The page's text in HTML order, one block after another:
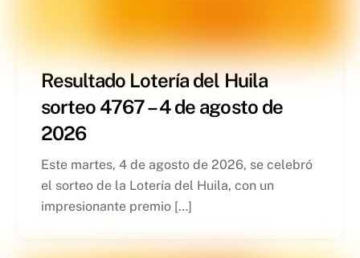
Resultado Lotería del Huila
sorteo 4767 – 4 de agosto de
2026
Este martes, 4 de agosto de 2026, se celebró
el sorteo de la Lotería del Huila, con un
impresionante premio […]